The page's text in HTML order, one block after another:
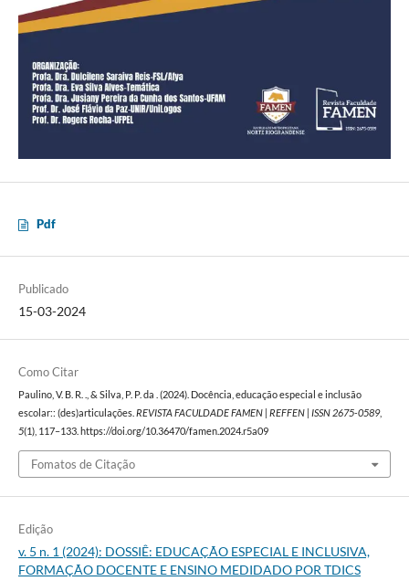
Pdf
Publicado
15-03-2024
Como Citar
Paulino, V. B. R. ., & Silva, P. P. da . (2024). Docência, educação especial e inclusão
escolar:: (des)articulações. REVISTA FACULDADE FAMEN | REFFEN | ISSN 2675-0589,
5(1), 117–133. https://doi.org/10.36470/famen.2024.r5a09
Fomatos de Citação
Edição
v. 5 n. 1 (2024): DOSSIÊ: EDUCAÇÃO ESPECIAL E INCLUSIVA,
FORMAÇÃO DOCENTE E ENSINO MEDIDADO POR TDICS